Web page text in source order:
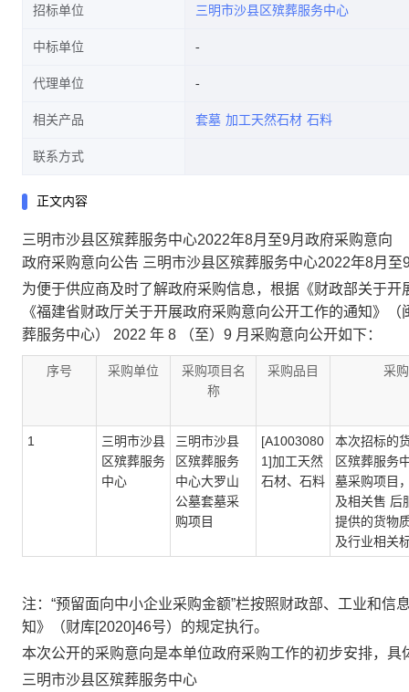
招标单位 三明市沙县区殡葬服务中心
中标单位
代理单位
相关产品 套墓 加工天然石材 石料
联系方式
正文内容
三明市沙县区殡葬服务中心2022年8月至9月政府采购意向
政府采购意向公告 三明市沙县区殡葬服务中心2022年8月至
为便于供应商及时了解政府采购信息，根据《财政部关于
《福建省财政厅关于开展政府采购意向公开工作的通知》
葬服务中心） 2022 年 8 （至）9 月采购意向公开如下：
序号 采购单位
采购项目名
称
采购品目 采
1
三明市沙县
区殡葬服务
中心
三明市沙县
区殡葬服务
中心大罗山
公墓套墓采
购项目
[A1003080
1]加工天然
石材、石料
本次招标的
区殡葬服务
墓采购项目
及相关售 后
提供的货物
及行业相关
注：“预留面向中小企业采购金额”栏按照财政部、工业和
知》（财库[2020]46号）的规定执行。
本次公开的采购意向是本单位政府采购工作的初步安排，
三明市沙县区殡葬服务中心